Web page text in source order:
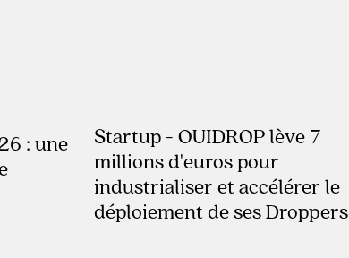
: une
22.4.2026
Startup - OUIDROP lève 7
millions d'euros pour
industrialiser et accélérer le
déploiement de ses Droppers